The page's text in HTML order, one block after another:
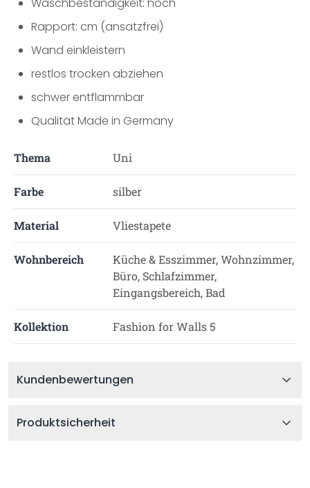
Rapport: cm (ansatzfrei)
Wand einkleistern
restlos trocken abziehen
schwer entflammbar
Qualität Made in Germany
Thema Uni
Farbe silber
Material Vliestapete
Wohnbereich
Küche & Esszimmer, Wohnzimmer,
Büro, Schlafzimmer,
Eingangsbereich, Bad
Kollektion Fashion for Walls 5
Kundenbewertungen
Produktsicherheit